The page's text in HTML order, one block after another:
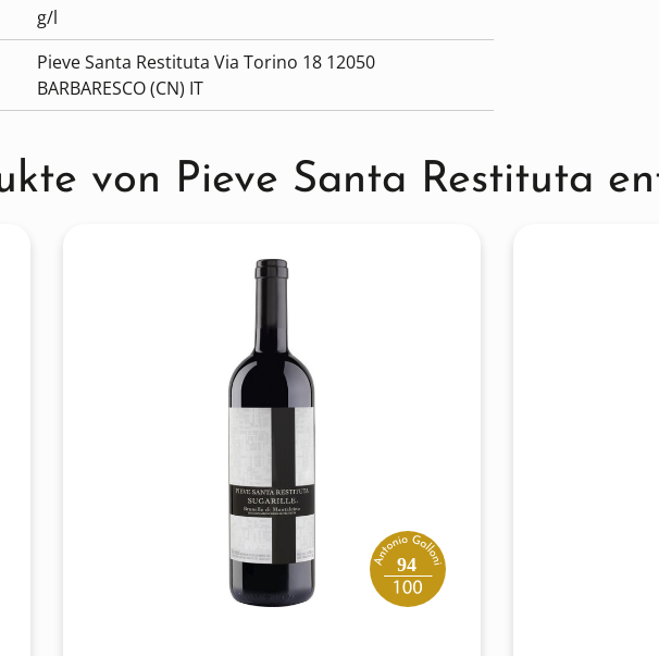
g/l
Pieve Santa Restituta Via Torino 18 12050
BARBARESCO (CN) IT
von Pieve Santa Restituta
94